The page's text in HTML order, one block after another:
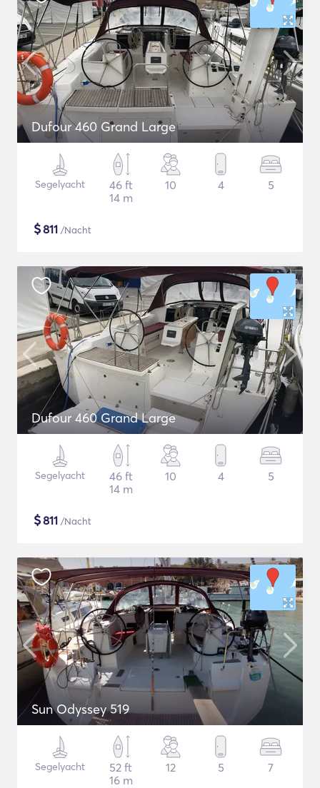
Dufour 460 Grand Large
Segelyacht
46 ft
14 m
10 4 5
$811 /Nacht
Dufour 460 Grand Large
Segelyacht
46 ft
14 m
10 4 5
$811 /Nacht
Sun Odyssey 519
Segelyacht
52 ft
16 m
12 5 7